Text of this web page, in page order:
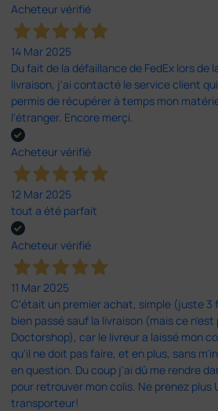
Acheteur vérifié
14 Mar 2025
Du fait de la défaillance de FedEx lors
livraison, j'ai contacté le service client
permis de récupérer à temps mon
l'étranger. Encore merçi.
Acheteur vérifié
12 Mar 2025
tout a été parfait
Acheteur vérifié
11 Mar 2025
C'était un premier achat, simple (juste
bien passé sauf la livraison (mais ce
Doctorshop), car le livreur a laissé mon
qu'il ne doit pas faire, et en plus, sans
en question. Du coup j'ai dû me rendre
pour retrouver mon colis. Ne prenez plus
transporteur!